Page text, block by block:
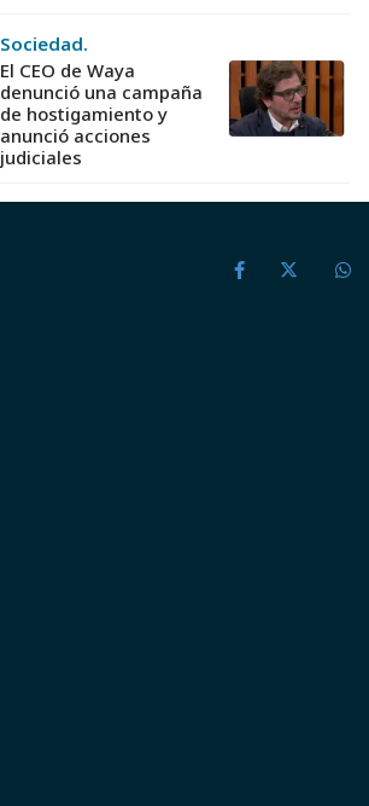
Sociedad.
El CEO de Waya
denunció una campaña
de hostigamiento y
anunció acciones
judiciales